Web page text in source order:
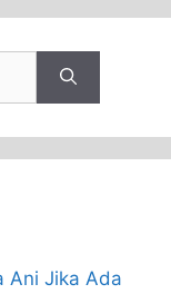
Ani Jika Ada